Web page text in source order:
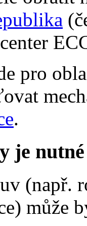
pro
.
je
(např.
může